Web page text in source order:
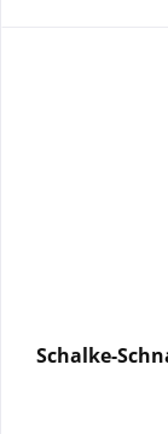
Schalke-